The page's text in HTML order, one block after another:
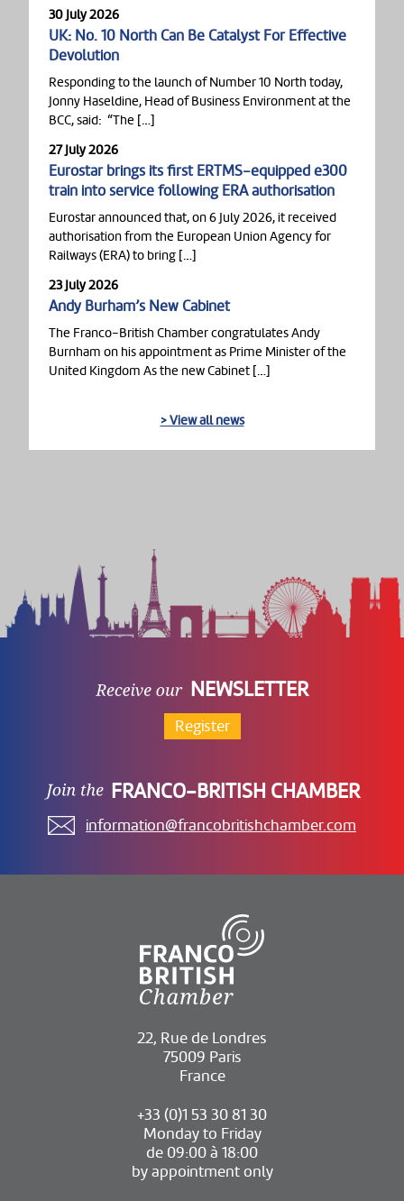
30 July 2026
UK: No. 10 North Can Be Catalyst For Effective
Devolution
Responding to the launch of Number 10 North today,
Jonny Haseldine, Head of Business Environment at the
BCC, said: “The […]
27 July 2026
Eurostar brings its first ERTMS-equipped e300
train into service following ERA authorisation
Eurostar announced that, on 6 July 2026, it received
authorisation from the European Union Agency for
Railways (ERA) to bring […]
23 July 2026
Andy Burham’s New Cabinet
The Franco-British Chamber congratulates Andy
Burnham on his appointment as Prime Minister of the
United Kingdom As the new Cabinet […]
> View all news
NEWSLETTER
Register
FRANCO-BRITISH CHAMBER
information@francobritishchamber.com
22, Rue de Londres
75009 Paris
France
+33 (0)1 53 30 81 30
Monday to Friday
de 09:00 à 18:00
by appointment only